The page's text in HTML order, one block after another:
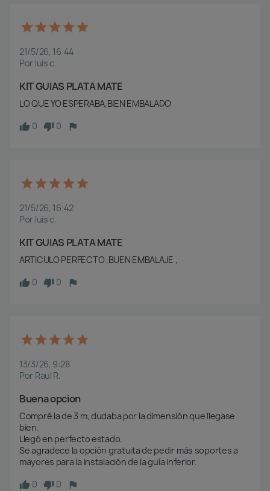
21/5/26, 16:44
Por luis c.
KIT GUIAS PLATA MATE
LO QUE YO ESPERABA,BIEN EMBALADO
0
0
21/5/26, 16:42
Por luis c.
KIT GUIAS PLATA MATE
ARTICULO PERFECTO ,BUEN EMBALAJE ,
0
0
13/3/26, 9:28
Por Raul R.
Buena opcion
Compré la de 3 m, dudaba por la dimensión que llegase
bien.
Llegó en perfecto estado.
Se agradece la opción gratuita de pedir más soportes a
mayores para la instalación de la guía inferior.
0
0